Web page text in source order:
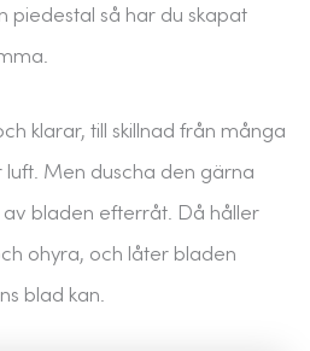
piedestal så har du skapat
klarar, till skillnad från många
Men duscha den gärna
bladen efterråt. Då håller
ohyra, och låter bladen
blad kan.